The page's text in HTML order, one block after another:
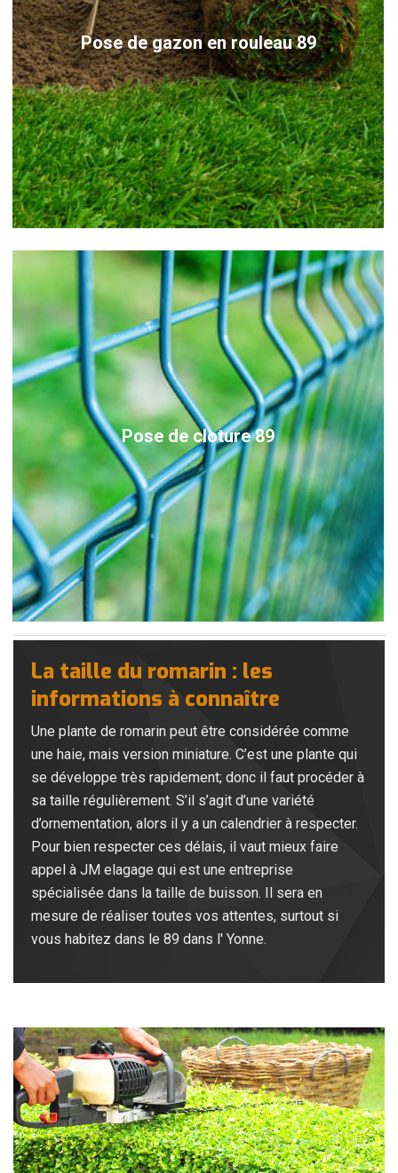
Pose de gazon en rouleau 89
Pose de cloture 89
La taille du romarin : les
informations à connaître
Une plante de romarin peut être considérée comme
une haie, mais version miniature. C’est une plante qui
se développe très rapidement; donc il faut procéder à
sa taille régulièrement. S’il s’agit d’une variété
d’ornementation, alors il y a un calendrier à respecter.
Pour bien respecter ces délais, il vaut mieux faire
appel à JM elagage qui est une entreprise
spécialisée dans la taille de buisson. Il sera en
mesure de réaliser toutes vos attentes, surtout si
vous habitez dans le 89 dans l' Yonne.